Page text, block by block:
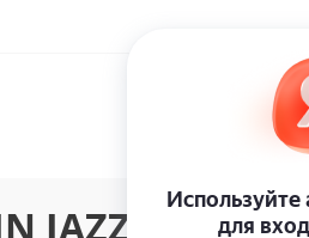
(LP)